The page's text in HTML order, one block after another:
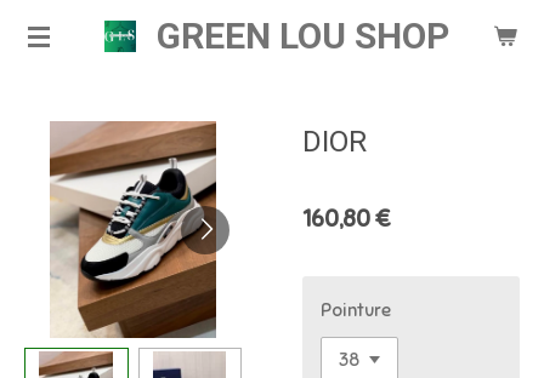
Passer
principal
GREEN LOU SHOP
DIOR
160,80 €
Pointure